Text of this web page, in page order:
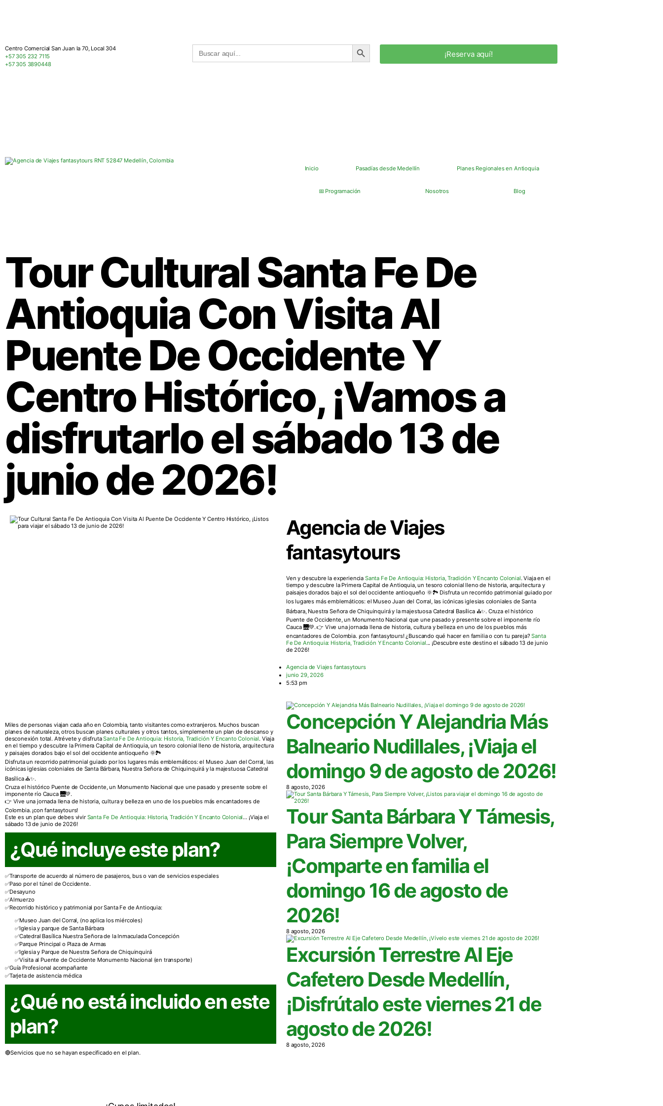
Centro Comercial San Juan la 70, Local 304
+57 305 232 7115
+57 305 3890448
Buscar: BOTÓN DE BÚSQUEDA
¡Reserva aquí!
Inicio Pasadías desde Medellín Planes Regionales en Antioquia
📅 Programación Nosotros Blog
Tour Cultural Santa Fe De
Antioquia Con Visita Al
Puente De Occidente Y
Centro Histórico, ¡Vamos a
disfrutarlo el sábado 13 de
junio de 2026!
Agencia de Viajes
fantasytours
Ven y descubre la experiencia Santa Fe De Antioquia: Historia, Tradición Y Encanto Colonial. Viaja en el
tiempo y descubre la Primera Capital de Antioquia, un tesoro colonial lleno de historia, arquitectura y
paisajes dorados bajo el sol del occidente antioqueño 🌞🏞️ Disfruta un recorrido patrimonial guiado por
los lugares más emblemáticos: el Museo Juan del Corral, las icónicas iglesias coloniales de Santa
Bárbara, Nuestra Señora de Chiquinquirá y la majestuosa Catedral Basílica ⛪✨. Cruza el histórico
Puente de Occidente, un Monumento Nacional que une pasado y presente sobre el imponente río
Cauca 🌉💚. 👉 Vive una jornada llena de historia, cultura y belleza en uno de los pueblos más
encantadores de Colombia. ¡con fantasytours! ¿Buscando qué hacer en familia o con tu pareja?Santa
Fe De Antioquia: Historia, Tradición Y Encanto Colonial... ¡Descubre este destino el sábado 13 de junio
de 2026!
Agencia de Viajes fantasytours
junio 29, 2026
5:53 pm
Miles de personas viajan cada año en Colombia, tanto visitantes como extranjeros. Muchos buscan
planes de naturaleza, otros buscan planes culturales y otros tantos, simplemente un plan de descanso y
desconexión total. Atrévete y disfrutaSanta Fe De Antioquia: Historia, Tradición Y Encanto Colonial. Viaja
en el tiempo y descubre la Primera Capital de Antioquia, un tesoro colonial lleno de historia, arquitectura
y paisajes dorados bajo el sol del occidente antioqueño 🌞🏞️
Disfruta un recorrido patrimonial guiado por los lugares más emblemáticos: el Museo Juan del Corral, las
icónicas iglesias coloniales de Santa Bárbara, Nuestra Señora de Chiquinquirá y la majestuosa Catedral
Basílica ⛪✨.
Cruza el histórico Puente de Occidente, un Monumento Nacional que une pasado y presente sobre el
imponente río Cauca 🌉💚.
👉 Vive una jornada llena de historia, cultura y belleza en uno de los pueblos más encantadores de
Colombia. ¡con fantasytours!
Este es un plan que debes vivir Santa Fe De Antioquia: Historia, Tradición Y Encanto Colonial… ¡Viaja el
sábado 13 de junio de 2026!
¿Qué incluye este plan?
Transporte de acuerdo al número de pasajeros, bus o van de servicios especiales
Paso por el túnel de Occidente.
Desayuno
Almuerzo
Recorrido histórico y patrimonial por Santa Fe de Antioquia:
Museo Juan del Corral, (no aplica los miércoles)
Iglesia y parque de Santa Bárbara
Catedral Basílica Nuestra Señora de la Inmaculada Concepción
Parque Principal o Plaza de Armas
Iglesia y Parque de Nuestra Señora de Chiquinquirá
Visita al Puente de Occidente Monumento Nacional (en transporte)
Guía Profesional acompañante
Tarjeta de asistencia médica
¿Qué no está incluido en este
plan?
Servicios que no se hayan especificado en el plan.
Concepción Y Alejandria Más
Balneario Nudillales, ¡Viaja el
domingo 9 de agosto de 2026!
8 agosto, 2026
Tour Santa Bárbara Y Támesis,
Para Siempre Volver,
¡Comparte en familia el
domingo 16 de agosto de
2026!
8 agosto, 2026
Excursión Terrestre Al Eje
Cafetero Desde Medellín,
¡Disfrútalo este viernes 21 de
agosto de 2026!
8 agosto, 2026